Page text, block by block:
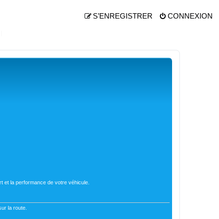
CONNEXION
S’ENREGISTRER
et la performance de votre véhicule.
la route.